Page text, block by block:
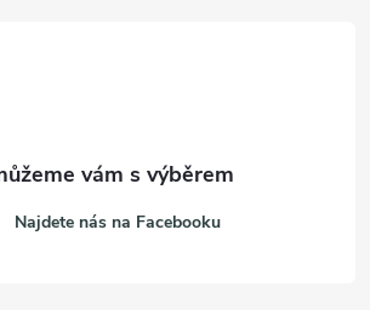
Najdete nás na Facebooku